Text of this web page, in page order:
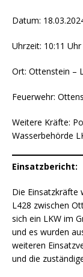
Datum:
Uhrzeit: 10:11 Uhr
Ort: Ottenstein –
Feuerwehr:
Weitere Kräfte:
Wasserbehörde
Einsatzbericht:
Die Einsatzkräfte
L428 zwischen
sich ein LKW im
und es wurden
weiteren
und die